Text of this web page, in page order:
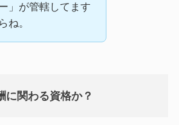
」が管轄してます
ね。
に関わる資格か？